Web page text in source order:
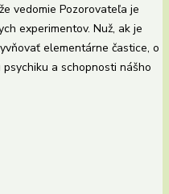
vedomie Pozorovateľa je
experimentov. Nuž, ak je
elementárne častice, o
a schopnosti nášho